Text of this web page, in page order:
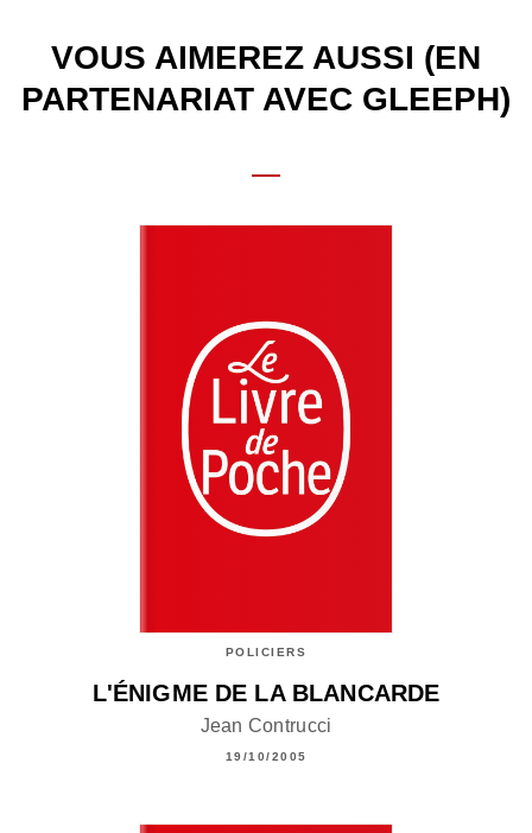
VOUS AIMEREZ AUSSI (EN
PARTENARIAT AVEC GLEEPH)
POLICIERS
L'ÉNIGME DE LA BLANCARDE
Jean Contrucci
19/10/2005